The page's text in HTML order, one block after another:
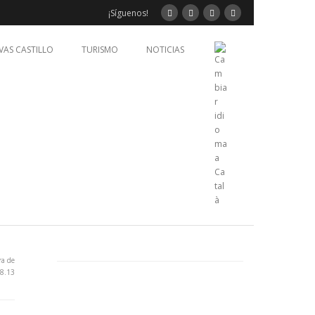
¡Síguenos!
CASTILLO TURISMO NOTICIAS
de